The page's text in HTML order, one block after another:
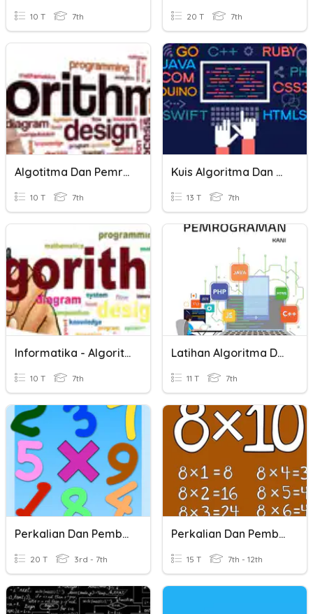
10 T 7th 20 T 7th
Algotitma Dan Pemrograman
10 T 7th
Kuis Algoritma Dan Pemrograman
13 T 7th
Informatika - Algoritma Dan Pemrograman
10 T 7th
Latihan Algoritma Dan Pemrograman
11 T 7th
Perkalian Dan Pembagian
20 T 3rd - 7th
Perkalian Dan Pembagian
15 T 7th - 12th